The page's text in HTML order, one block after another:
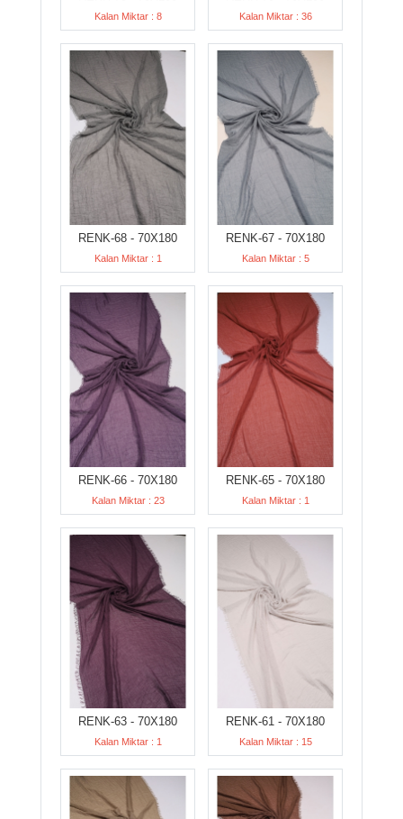
Kalan Miktar : 8 Kalan Miktar : 36
RENK-68 - 70X180
Kalan Miktar : 1
RENK-67 - 70X180
Kalan Miktar : 5
RENK-66 - 70X180
Kalan Miktar : 23
RENK-65 - 70X180
Kalan Miktar : 1
RENK-63 - 70X180
Kalan Miktar : 1
RENK-61 - 70X180
Kalan Miktar : 15